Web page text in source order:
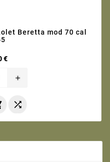
Beretta mod 70 cal
€Prix
add
